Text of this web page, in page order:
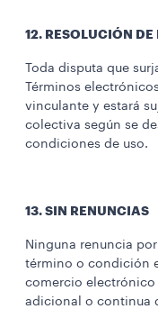
12. RESOLUCIÓN DE
Toda disputa que
Términos
vinculante y estará
colectiva según se
condiciones de uso.
13. SIN RENUNCIAS
Ninguna renuncia
término o condición
comercio electrónico
adicional o continua